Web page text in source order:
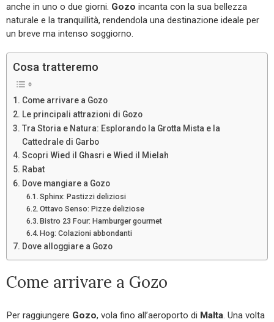
anche in uno o due giorni. Gozo incanta con la sua bellezza
naturale e la tranquillità, rendendola una destinazione ideale per
un breve ma intenso soggiorno.
Cosa tratteremo
Come arrivare a Gozo
Le principali attrazioni di Gozo
Tra Storia e Natura: Esplorando la Grotta Mista e la
Cattedrale di Garbo
Scopri Wied il Ghasri e Wied il Mielah
Rabat
Dove mangiare a Gozo
Sphinx: Pastizzi deliziosi
Ottavo Senso: Pizze deliziose
Bistro 23 Four: Hamburger gourmet
Hog: Colazioni abbondanti
Dove alloggiare a Gozo
Come arrivare a Gozo
Per raggiungere Gozo, vola fino all’aeroporto di Malta. Una volta